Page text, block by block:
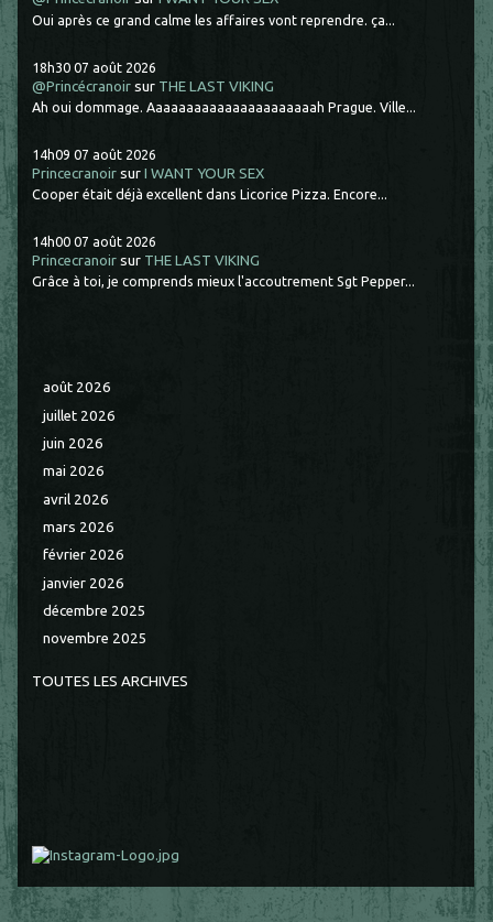
Oui après ce grand calme les affaires vont reprendre. ça...
18h30 07 août 2026
@Princécranoir sur THE LAST VIKING
Ah oui dommage. Aaaaaaaaaaaaaaaaaaaaaah Prague. Ville...
14h09 07 août 2026
Princecranoir surI WANT YOUR SEX
Cooper était déjà excellent dans Licorice Pizza. Encore...
14h00 07 août 2026
Princecranoir sur THE LAST VIKING
Grâce à toi, je comprends mieux l'accoutrement Sgt Pepper...
août 2026
juillet 2026
juin 2026
mai 2026
avril 2026
mars 2026
février 2026
janvier 2026
décembre 2025
novembre 2025
TOUTES LES ARCHIVES